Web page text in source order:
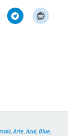
do
Blue
e,Arte,Azul, Blue,